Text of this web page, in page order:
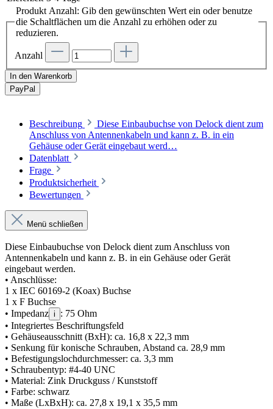
Produkt Anzahl: Gib den gewünschten Wert ein oder benutze
die Schaltflächen um die Anzahl zu erhöhen oder zu
reduzieren.
Anzahl
In den Warenkorb
PayPal
Beschreibung
Diese Einbaubuchse von Delock dient zum
Anschluss von Antennenkabeln und kann z. B. in ein
Gehäuse oder Gerät eingebaut werd…
Datenblatt
Frage
Produktsicherheit
Bewertungen
Menü schließen
Diese Einbaubuchse von Delock dient zum Anschluss von
Antennenkabeln und kann z. B. in ein Gehäuse oder Gerät
eingebaut werden.
• Anschlüsse:
1 x IEC 60169-2 (Koax) Buchse
1 x F Buchse
• Impedanz i
: 75 Ohm
• Integriertes Beschriftungsfeld
• Gehäuseausschnitt (BxH): ca. 16,8 x 22,3 mm
• Senkung für konische Schrauben, Abstand ca. 28,9 mm
• Befestigungslochdurchmesser: ca. 3,3 mm
• Schraubentyp: #4-40 UNC
• Material: Zink Druckguss / Kunststoff
• Farbe: schwarz
• Maße (LxBxH): ca. 27,8 x 19,1 x 35,5 mm